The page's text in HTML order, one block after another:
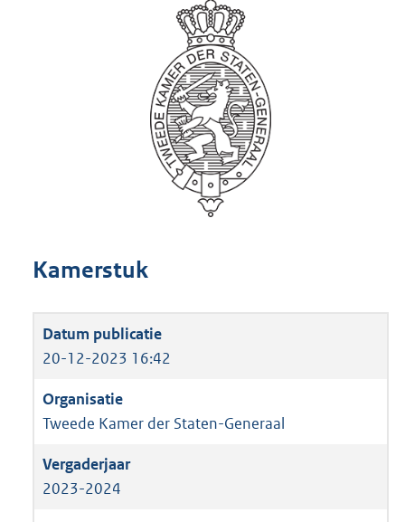
Kamerstuk
20-12-2023 16:42
Tweede Kamer der Staten-Generaal
2023-2024